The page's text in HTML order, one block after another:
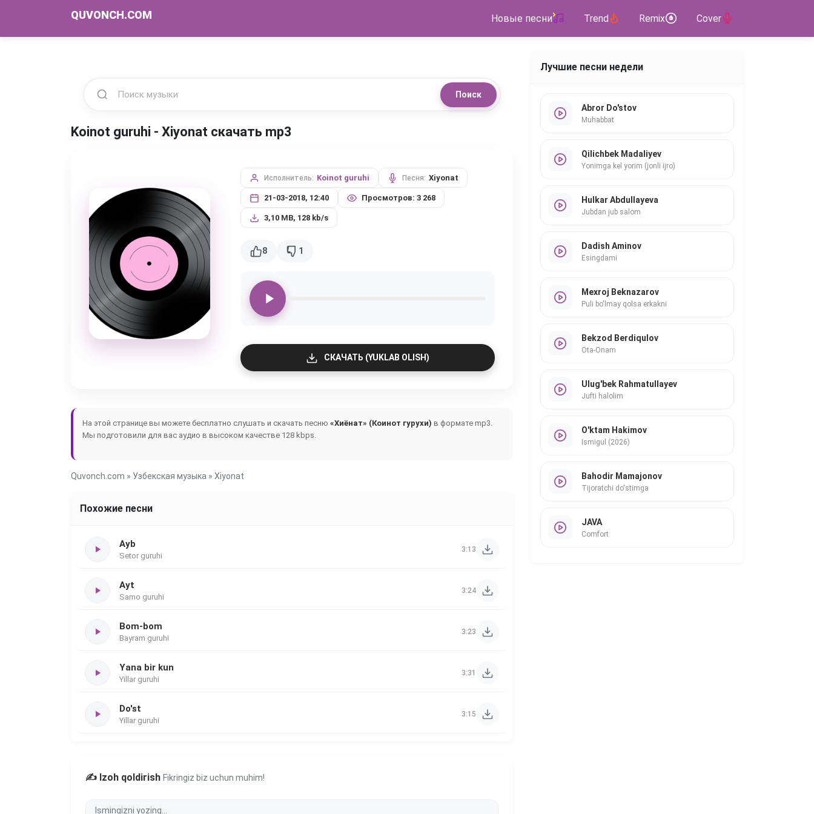
QUVONCH.COM Новые песни Trend Remix Cover
Поиск
Koinot guruhi - Xiyonat скачать mp3
Исполнитель: Koinot guruhi Песня: Xiyonat
21-03-2018, 12:40 Просмотров: 3 268
3,10 MB, 128 kb/s
8 1
СКАЧАТЬ (YUKLAB OLISH)
На этой странице вы можете бесплатно слушать и скачать песню «Хиёнат» (Коинот гурухи) в формате mp3.
Мы подготовили для вас аудио в высоком качестве 128 kbps.
Quvonch.com » Узбекская музыка » Xiyonat
Похожие песни
Ayb
Setor guruhi
3:13
Ayt
Samo guruhi
3:24
Bom-bom
Bayram guruhi
3:23
Yana bir kun
Yillar guruhi
3:31
Do'st
Yillar guruhi
3:15
✍️ Izoh qoldirish Fikringiz biz uchun muhim!
Лучшие песни недели
Abror Do'stov
Muhabbat
Qilichbek Madaliyev
Yonimga kel yorim (jonli ijro)
Hulkar Abdullayeva
Jubdan jub salom
Dadish Aminov
Esingdami
Mexroj Beknazarov
Puli bo'lmay qolsa erkakni
Bekzod Berdiqulov
Ota-Onam
Ulug'bek Rahmatullayev
Jufti halolim
O'ktam Hakimov
Ismigul (2026)
Bahodir Mamajonov
Tijoratchi do'stimga
JAVA
Comfort